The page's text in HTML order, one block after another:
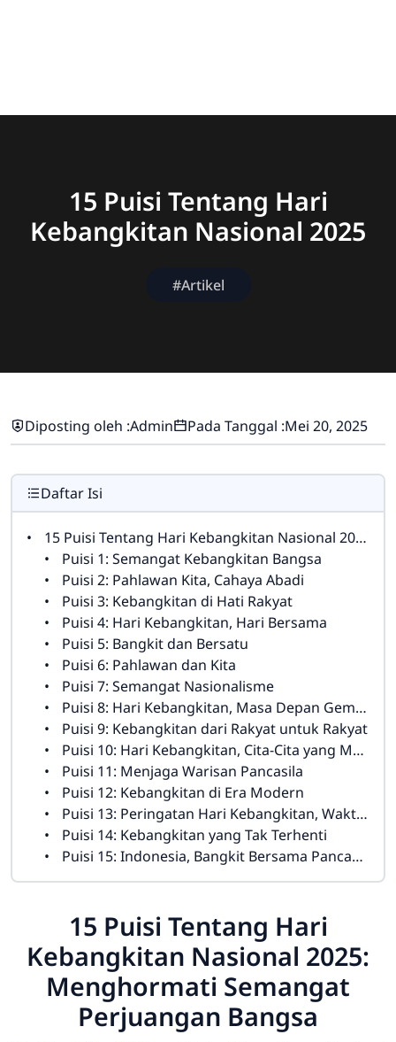
15 Puisi Tentang Hari
Kebangkitan Nasional 2025
#Artikel
Diposting oleh :Admin Pada Tanggal :Mei 20, 2025
Daftar Isi
15 Puisi Tentang Hari Kebangkitan Nasional 2025: Menghormati Semangat Perjuangan Bangsa
Puisi 1: Semangat Kebangkitan Bangsa
Puisi 2: Pahlawan Kita, Cahaya Abadi
Puisi 3: Kebangkitan di Hati Rakyat
Puisi 4: Hari Kebangkitan, Hari Bersama
Puisi 5: Bangkit dan Bersatu
Puisi 6: Pahlawan dan Kita
Puisi 7: Semangat Nasionalisme
Puisi 8: Hari Kebangkitan, Masa Depan Gemilang
Puisi 9: Kebangkitan dari Rakyat untuk Rakyat
Puisi 10: Hari Kebangkitan, Cita-Cita yang Masih Jauh
Puisi 11: Menjaga Warisan Pancasila
Puisi 12: Kebangkitan di Era Modern
Puisi 13: Peringatan Hari Kebangkitan, Waktu untuk Merenung
Puisi 14: Kebangkitan yang Tak Terhenti
Puisi 15: Indonesia, Bangkit Bersama Pancasila
15 Puisi Tentang Hari
Kebangkitan Nasional 2025:
Menghormati Semangat
Perjuangan Bangsa